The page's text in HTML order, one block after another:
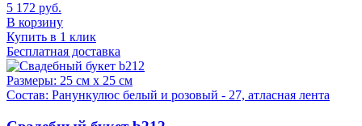
5 172 руб.
В корзину
Купить в 1 клик
Бесплатная доставка
Размеры: 25 см х 25 см
Состав: Ранункулюс белый и розовый - 27, атласная лента